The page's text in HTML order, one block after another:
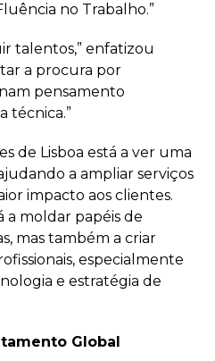
no Trabalho.”
talentos,” enfatizou
a procura por
pensamento
técnica.”
de Lisboa está a ver uma
a ampliar serviços
impacto aos clientes.
a moldar papéis de
mas também a criar
especialmente
e estratégia de
Global